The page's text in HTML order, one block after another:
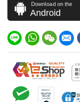
Download on the
Android